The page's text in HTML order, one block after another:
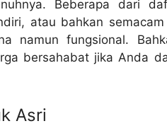
Beberapa dari
atau bahkan semacam
namun fungsional.
bersahabat jika Anda
Asri